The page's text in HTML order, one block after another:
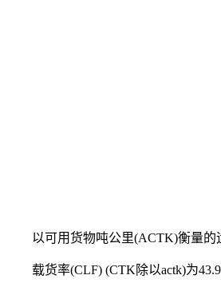
以可用货物吨公里(ACTK)衡量的运
载货率(CLF) (CTK除以actk)为